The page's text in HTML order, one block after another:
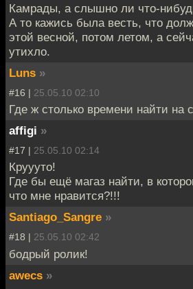
Камрады, а слышно ли что-
А то кажись была весть, что
этой весной, потом летом, а
утихло.
Luns »
#16 | 25.05.10 02:10
Где ж столько времени найти на
affigi »
#17 | 25.05.10 02:14
Круууто!
Где бы ещё магаз найти, в
что мне нравится?!!!
Santiago_Sangre »
#18 | 25.05.10 02:42
бодрый ролик!
awecs »